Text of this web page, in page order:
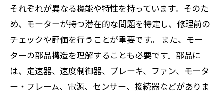
それぞれが異なる機能や特性を持っています。そのた
め、モーターが持つ潜在的な問題を特定し、修理前の
チェックや評価を行うことが重要です。 また、モー
ターの部品構造を理解することも必要です。部品に
は、定速器、速度制御器、ブレーキ、ファン、モータ
ー・フレーム、電源、センサー、接続器などがありま